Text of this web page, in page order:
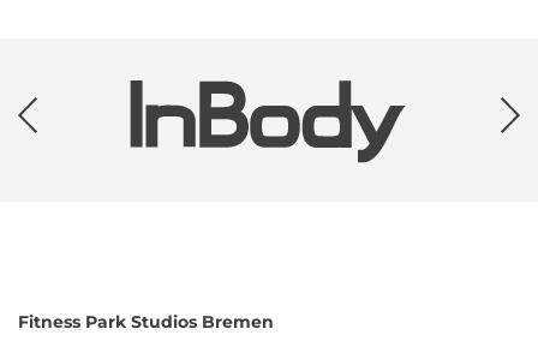
Fitness Park Studios Bremen